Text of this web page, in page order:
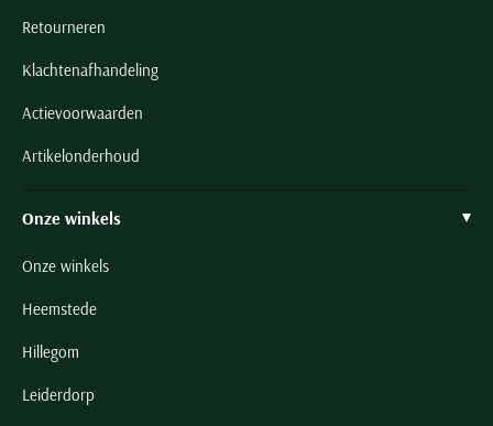
Retourneren
Klachtenafhandeling
Actievoorwaarden
Artikelonderhoud
Onze winkels
Onze winkels
Heemstede
Hillegom
Leiderdorp